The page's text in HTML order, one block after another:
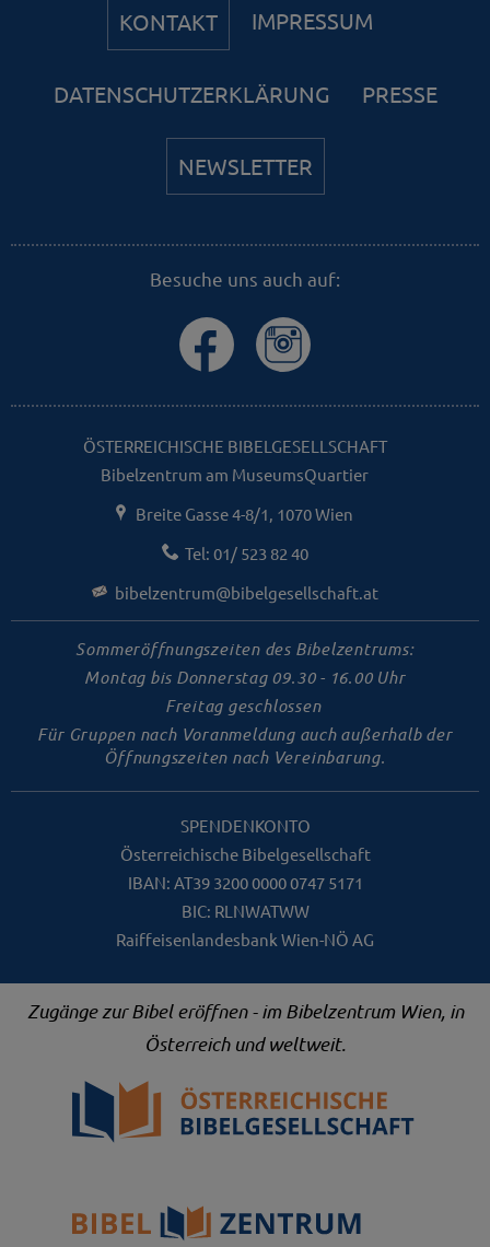
KONTAKT IMPRESSUM
DATENSCHUTZERKLÄRUNG PRESSE
NEWSLETTER
Besuche uns auch auf:
ÖSTERREICHISCHE BIBELGESELLSCHAFT
Bibelzentrum am MuseumsQuartier
Breite Gasse 4-8/1, 1070 Wien
Tel: 01/ 523 82 40
bibelzentrum@bibelgesellschaft.at
Sommeröffnungszeiten des Bibelzentrums:
Montag bis Donnerstag 09.30 - 16.00 Uhr
Freitag geschlossen
Für Gruppen nach Voranmeldung auch außerhalb der
Öffnungszeiten nach Vereinbarung.
SPENDENKONTO
Österreichische Bibelgesellschaft
IBAN: AT39 3200 0000 0747 5171
BIC: RLNWATWW
Raiffeisenlandesbank Wien-NÖ AG
Zugänge zur Bibel eröffnen - im Bibelzentrum Wien, in
Österreich und weltweit.